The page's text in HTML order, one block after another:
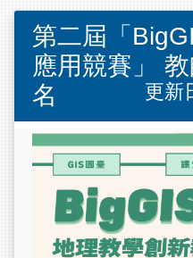
第二屆「
應用競賽」
名
更新